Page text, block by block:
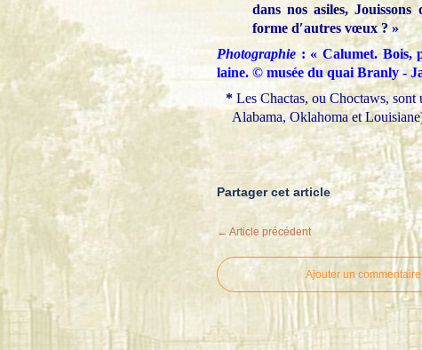
dans nos asiles,
forme d′autres vœux ? »
Photographie : « Calumet. Bois,
laine. © musée du quai Branly -
* Les Chactas, ou Choctaws,
Alabama, Oklahoma et
Partager cet article
← Article précédent
Ajouter un commentaire